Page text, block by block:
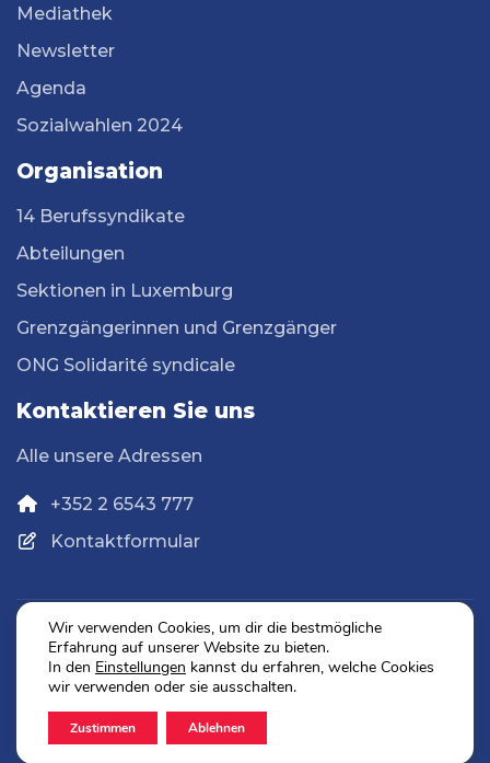
Mediathek
Newsletter
Agenda
Sozialwahlen 2024
Organisation
14 Berufssyndikate
Abteilungen
Sektionen in Luxemburg
Grenzgängerinnen und Grenzgänger
ONG Solidarité syndicale
Kontaktieren Sie uns
Alle unsere Adressen
+352 2 6543 777
Kontaktformular
Datenschutz
Impressum
2026 © OGBL. Alle Rechte vorbehalten.
Wir verwenden Cookies, um dir die bestmögliche
Erfahrung auf unserer Website zu bieten.
In den Einstellungen kannst du erfahren, welche Cookies
wir verwenden oder sie ausschalten.
Zustimmen Ablehnen